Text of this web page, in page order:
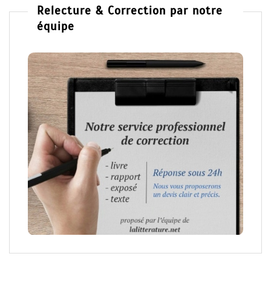
Relecture & Correction par notre
équipe